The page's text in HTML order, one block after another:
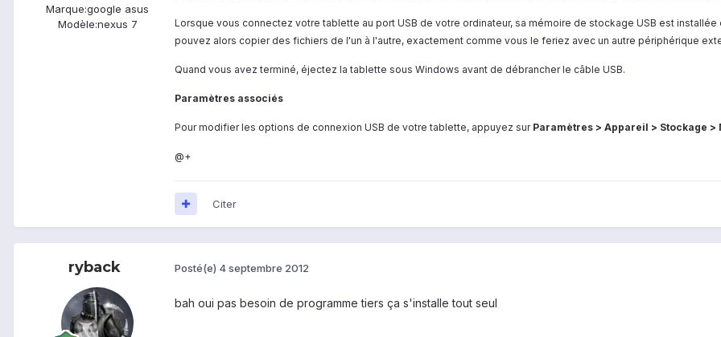
Marque:google asus
Modèle:nexus 7
Lorsque vous connectez votre tablette au port USB de votre ordinateur, sa mémoire de stockage USB est
pouvez alors copier des fichiers de l'un à l'autre, exactement comme vous le feriez avec un autre périphérique
Quand vous avez terminé, éjectez la tablette sous Windows avant de débrancher le câble USB.
Paramètres associés
Pour modifier les options de connexion USB de votre tablette, appuyez sur Paramètres > Appareil > Stockage
@+
Citer
ryback Posté(e) 4 septembre 2012
bah oui pas besoin de programme tiers ça s'installe tout seul